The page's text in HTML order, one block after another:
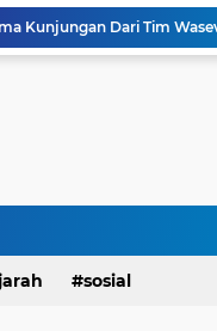
Sebelum Diserahkan
sosial